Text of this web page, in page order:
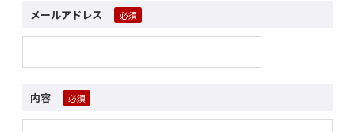
メールアドレス
内容